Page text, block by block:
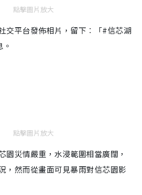
點擊圖片放大
交平台發佈相片，留下︰「#信芯湖
點擊圖片放大
園災情嚴重，水浸範圍相當廣闊，
，然而從畫面可見暴雨對信芯園影